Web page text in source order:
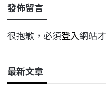
發佈留言
很抱歉，必須登入網站
最新文章